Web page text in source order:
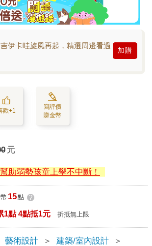
伊卡哇旋風再起，精選周邊看過
加購
歡+1
寫評價
賺金幣
元
助弱勢孩童上學不中斷！
15點 ?
1點 4點抵1元 折抵無上限
藝術設計 ＞ 建築/室內設計
＞